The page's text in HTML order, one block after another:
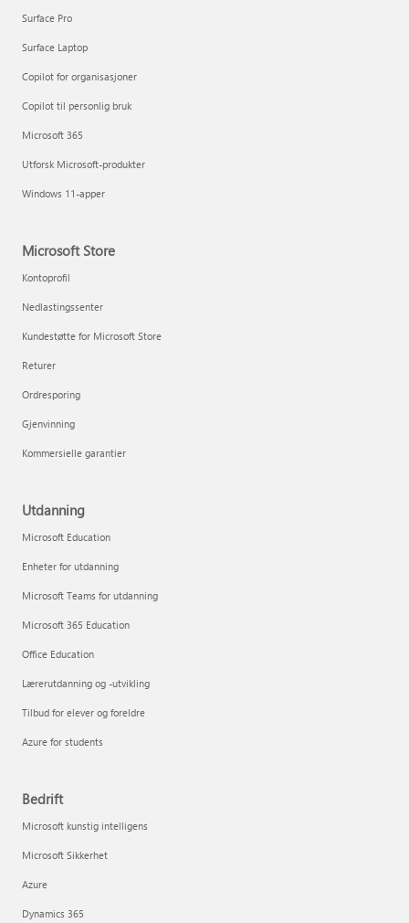
Surface Pro
Surface Laptop
Copilot for organisasjoner
Copilot til personlig bruk
Microsoft 365
Utforsk Microsoft-produkter
Windows 11-apper
Microsoft Store
Kontoprofil
Nedlastingssenter
Kundestøtte for Microsoft Store
Returer
Ordresporing
Gjenvinning
Kommersielle garantier
Utdanning
Microsoft Education
Enheter for utdanning
Microsoft Teams for utdanning
Microsoft 365 Education
Office Education
Lærerutdanning og -utvikling
Tilbud for elever og foreldre
Azure for students
Bedrift
Microsoft kunstig intelligens
Microsoft Sikkerhet
Azure
Dynamics 365